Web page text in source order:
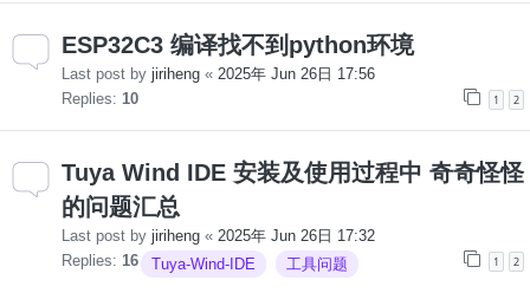
ESP32C3 编译找不到python环境
Last post by jiriheng « 2025年 Jun 26日 17:56
Replies: 10 1 2
Tuya Wind IDE 安装及使用过程中 奇奇怪怪
的问题汇总
Last post by jiriheng « 2025年 Jun 26日 17:32
Replies: 16 1 2
Tuya-Wind-IDE 工具问题